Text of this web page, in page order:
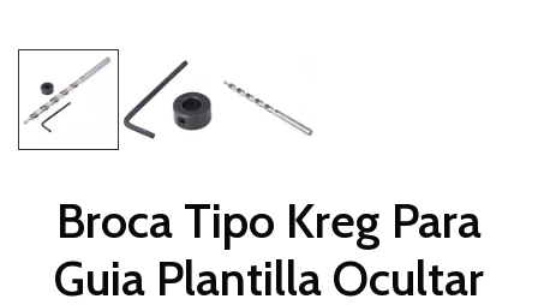
Broca Tipo Kreg Para
Guia Plantilla Ocultar